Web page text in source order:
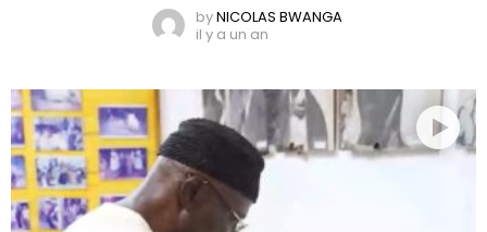
byNICOLAS BWANGA
il y a un an